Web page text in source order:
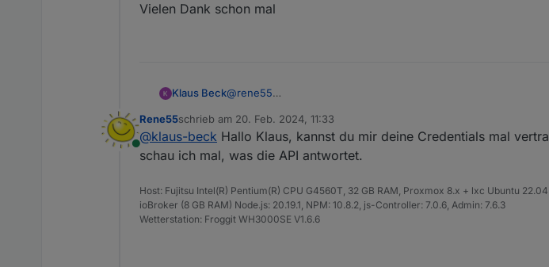
Vielen Dank schon mal
Klaus Beck@rene55
Ich bin noch recht neu auf dem Gebiet REST API.
Die Jungs von SolarmanPV haben nun endlich reagiert.Sie
Screenshoot des CURL.
API kommen.
Vielen Dank schon mal
Online
Rene55schrieb am 20. Feb. 2024, 11:33
zuletzt editiert von
@klaus-beck Hallo Klaus, kannst du mir deine Credentials mal
schau ich mal, was die API antwortet.
Host: Fujitsu Intel(R) Pentium(R) CPU G4560T, 32 GB RAM, Proxmox 8.x + lxc Ubuntu 22.04
ioBroker (8 GB RAM) Node.js: 20.19.1, NPM: 10.8.2, js-Controller: 7.0.6, Admin: 7.6.3
Wetterstation: Froggit WH3000SE V1.6.6